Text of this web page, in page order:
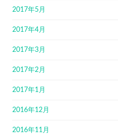
2017年5月
2017年4月
2017年3月
2017年2月
2017年1月
2016年12月
2016年11月